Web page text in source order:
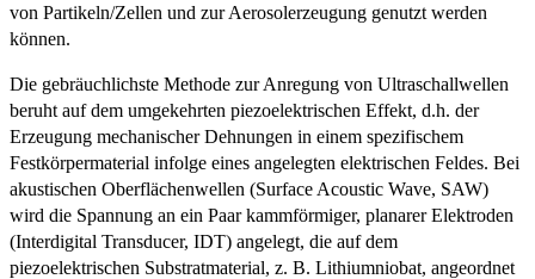
von Partikeln/Zellen und zur Aerosolerzeugung genutzt werden
können.
Die gebräuchlichste Methode zur Anregung von Ultraschallwellen
beruht auf dem umgekehrten piezoelektrischen Effekt, d.h. der
Erzeugung mechanischer Dehnungen in einem spezifischem
Festkörpermaterial infolge eines angelegten elektrischen Feldes. Bei
akustischen Oberflächenwellen (Surface Acoustic Wave, SAW)
wird die Spannung an ein Paar kammförmiger, planarer Elektroden
(Interdigital Transducer, IDT) angelegt, die auf dem
piezoelektrischen Substratmaterial, z. B. Lithiumniobat, angeordnet